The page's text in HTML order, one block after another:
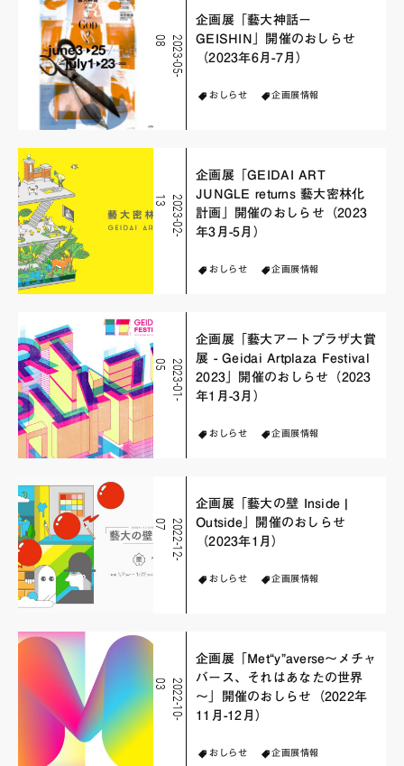
2
0
2
3
-
0
5
-
0
8
企画展「藝大神話ー
GEISHIN」開催のおしらせ
（2023年6月-7月）
おしらせ 企画展情報
2
0
2
3
-
0
2
-
1
3
企画展「GEIDAI ART
JUNGLE returns 藝大密林化
計画」開催のおしらせ（2023
年3月-5月）
おしらせ 企画展情報
2
0
2
3
-
0
1
-
0
5
企画展「藝大アートプラザ大賞
展 - Geidai Artplaza Festival
2023」開催のおしらせ（2023
年1月-3月）
おしらせ 企画展情報
2
0
2
2
-
1
2
-
0
7
企画展「藝大の壁 Inside |
Outside」開催のおしらせ
（2023年1月）
おしらせ 企画展情報
2
0
2
2
-
1
0
-
0
3
企画展「Met“y”averse～メチャ
バース、それはあなたの世界
～」開催のおしらせ（2022年
11月-12月）
おしらせ 企画展情報